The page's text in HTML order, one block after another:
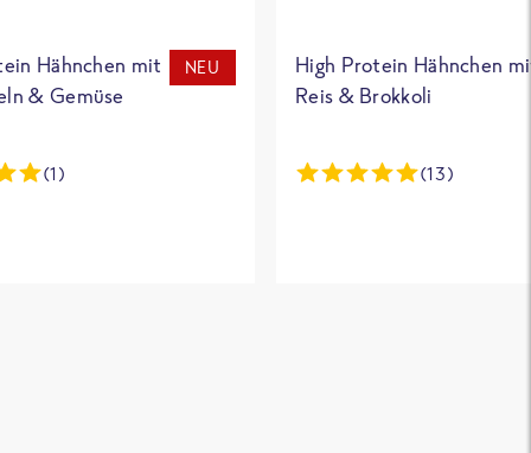
Hähnchen mit
& Gemüse
NEU
(1)
High Protein Hähnchen
Reis & Brokkoli
(13)